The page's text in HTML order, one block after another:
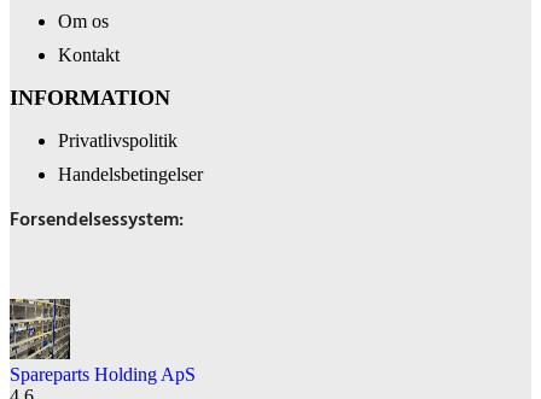
Om os
Kontakt
INFORMATION
Privatlivspolitik
Handelsbetingelser
Forsendelsessystem:
Spareparts Holding ApS